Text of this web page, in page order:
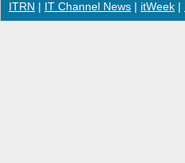
ITRN IT Channel News itWeek